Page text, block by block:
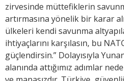
zirvesinde müttefiklerin
artırmasına yönelik bir karar
ülkeleri kendi savunma
ihtiyaçlarını karşılasın, bu
güçlendirsin.” Dolayısıyla
alanında attığımız adımlar